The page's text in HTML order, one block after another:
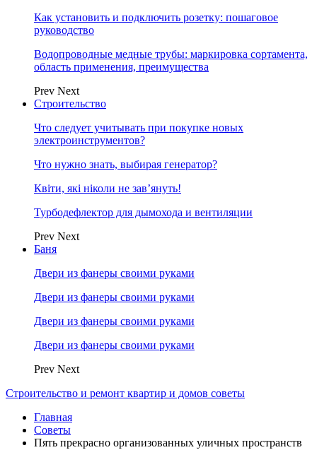
Как установить и подключить розетку: пошаговое
руководство
Водопроводные медные трубы: маркировка сортамента,
область применения, преимущества
Prev Next
Строительство
Что следует учитывать при покупке новых
электроинструментов?
Что нужно знать, выбирая генератор?
Квіти, які ніколи не зав’януть!
Турбодефлектор для дымохода и вентиляции
Prev Next
Баня
Двери из фанеры своими руками
Двери из фанеры своими руками
Двери из фанеры своими руками
Двери из фанеры своими руками
Prev Next
Строительство и ремонт квартир и домов советы
Главная
Советы
Пять прекрасно организованных уличных пространств